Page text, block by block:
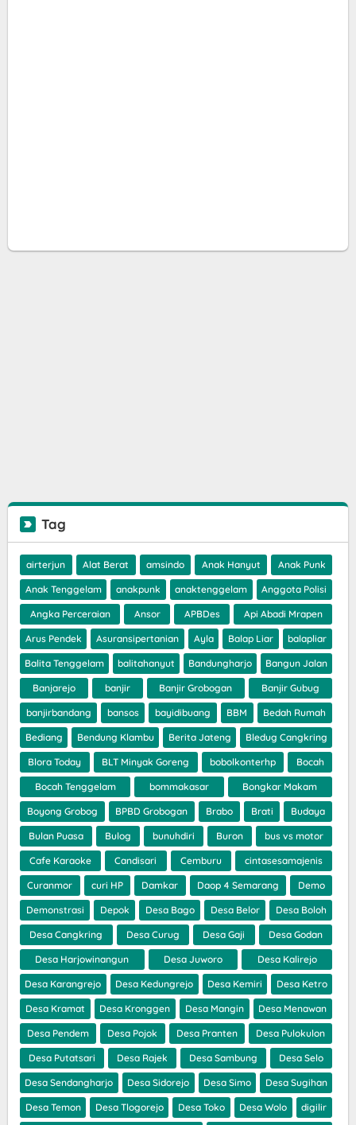
Tag
airterjun Alat Berat amsindo Anak Hanyut Anak Punk
Anak Tenggelam anakpunk anaktenggelam Anggota Polisi
Angka Perceraian Ansor APBDes Api Abadi Mrapen
Arus Pendek Asuransipertanian Ayla Balap Liar balapliar
Balita Tenggelam balitahanyut Bandungharjo Bangun Jalan
Banjarejo banjir Banjir Grobogan Banjir Gubug
banjirbandang bansos bayidibuang BBM Bedah Rumah
Bediang Bendung Klambu Berita Jateng Bledug Cangkring
Blora Today BLT Minyak Goreng bobolkonterhp Bocah
Bocah Tenggelam bommakasar Bongkar Makam
Boyong Grobog BPBD Grobogan Brabo Brati Budaya
Bulan Puasa Bulog bunuhdiri Buron bus vs motor
Cafe Karaoke Candisari Cemburu cintasesamajenis
Curanmor curi HP Damkar Daop 4 Semarang Demo
Demonstrasi Depok Desa Bago Desa Belor Desa Boloh
Desa Cangkring Desa Curug Desa Gaji Desa Godan
Desa Harjowinangun Desa Juworo Desa Kalirejo
Desa Karangrejo Desa Kedungrejo Desa Kemiri Desa Ketro
Desa Kramat Desa Kronggen Desa Mangin Desa Menawan
Desa Pendem Desa Pojok Desa Pranten Desa Pulokulon
Desa Putatsari Desa Rajek Desa Sambung Desa Selo
Desa Sendangharjo Desa Sidorejo Desa Simo Desa Sugihan
Desa Temon Desa Tlogorejo Desa Toko Desa Wolo digilir